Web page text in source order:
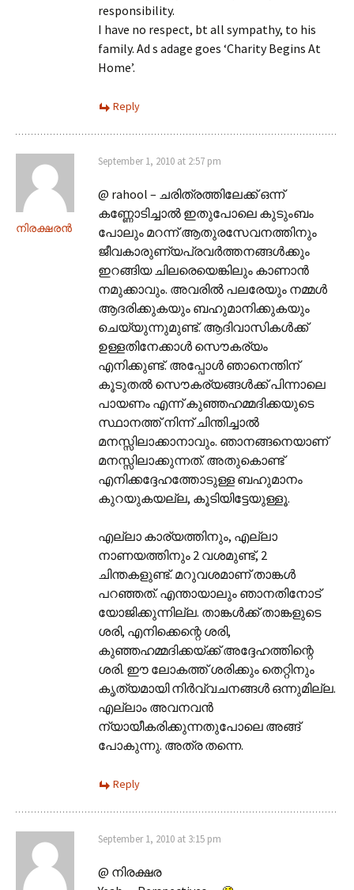
responsibility.
I have no respect, bt all sympathy, to his
family. Ad s adage goes ‘Charity Begins At
Home’.
Reply
നിരക്ഷരന്‍
September 1, 2010 at 2:57 pm
@ rahool – ചരിത്രത്തിലേക്ക് ഒന്ന്
കണ്ണോടിച്ചാല്‍ ഇതുപോലെ കുടുംബം
പോലും മറന്ന് ആതുരസേവനത്തിനും
ജീവകാരുണ്യപ്രവര്‍ത്തനങ്ങള്‍ക്കും
ഇറങ്ങിയ ചിലരെയെങ്കിലും കാണാന്‍
നമുക്കാവും. അവരില്‍ പലരേയും നമ്മള്‍
ആദരിക്കുകയും ബഹുമാനിക്കുകയും
ചെയ്യുന്നുമുണ്ട്. ആദിവാസികള്‍ക്ക്
ഉള്ളതിനേക്കാള്‍ സൌകര്യം
എനിക്കുണ്ട്. അപ്പോള്‍ ഞാനെന്തിന്
കൂടുതല്‍ സൌകര്യങ്ങള്‍ക്ക് പിന്നാലെ
പായണം എന്ന് കുഞ്ഞഹമ്മദിക്കയുടെ
സ്ഥാനത്ത് നിന്ന് ചിന്തിച്ചാല്‍
മനസ്സിലാക്കാനാവും. ഞാനങ്ങനെയാണ്
മനസ്സിലാക്കുന്നത്. അതുകൊണ്ട്
എനിക്കദ്ദേഹത്തോടുള്ള ബഹുമാനം
കുറയുകയല്ല, കൂടിയിട്ടേയുള്ളൂ.
എല്ലാ കാര്യത്തിനും, എല്ലാ
നാണയത്തിനും 2 വശമുണ്ട്, 2
ചിന്തകളുണ്ട്. മറുവശമാണ് താങ്കള്‍
പറഞ്ഞത്. എന്തായാലും ഞാനതിനോട്
യോജിക്കുന്നില്ല. താങ്കള്‍ക്ക് താങ്കളുടെ
ശരി, എനിക്കെന്റെ ശരി,
കുഞ്ഞഹമ്മദിക്കയ്ക്ക് അദ്ദേഹത്തിന്റെ
ശരി. ഈ ലോകത്ത് ശരിക്കും തെറ്റിനും
കൃത്യമായി നിര്‍വ്വചനങ്ങള്‍ ഒന്നുമില്ല.
എല്ലാം അവനവന്‍
ന്യായീകരിക്കുന്നതുപോലെ അങ്ങ്
പോകുന്നു. അത്ര തന്നെ.
Reply
September 1, 2010 at 3:15 pm
@ നിരക്ഷര